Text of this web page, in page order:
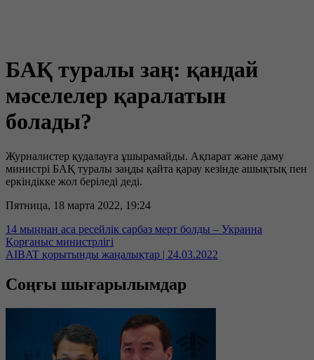
БАҚ туралы заң: қандай
мәселелер қаралатын
болады?
Журналистер қудалауға ұшырамайды. Ақпарат және даму
министрі БАҚ туралы заңды қайта қарау кезінде ашықтық пен
еркіндікке жол беріледі деді.
Пятница, 18 марта 2022, 19:24
14 мыңнан аса ресейлік сарбаз мерт болды – Украина
Қорғаныс министрлігі
AIBAT қорытынды жаңалықтар | 24.03.2022
Соңғы шығарылымдар